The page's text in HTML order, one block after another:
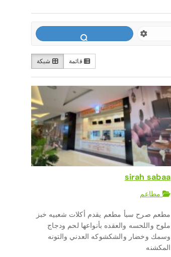
قائمة شبكة
sirah sabaa
مطاعم
مطعم صرح سبأ مطعم يقدم أكلات شعبيه خبز
ملوح واللحسه والعقده بأنواعها لحم ودجاج
وسمك وخضار والشكشوكه العدني والتونه
المكشنه